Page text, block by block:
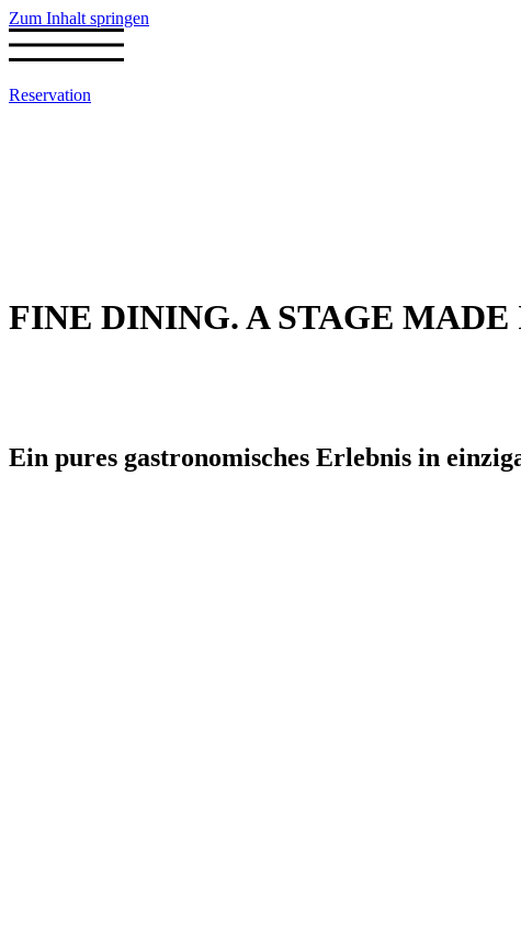
Zum Inhalt springen
Reservation
FINE DINING. A STAGE MADE
Ein pures gastronomisches Erlebnis in